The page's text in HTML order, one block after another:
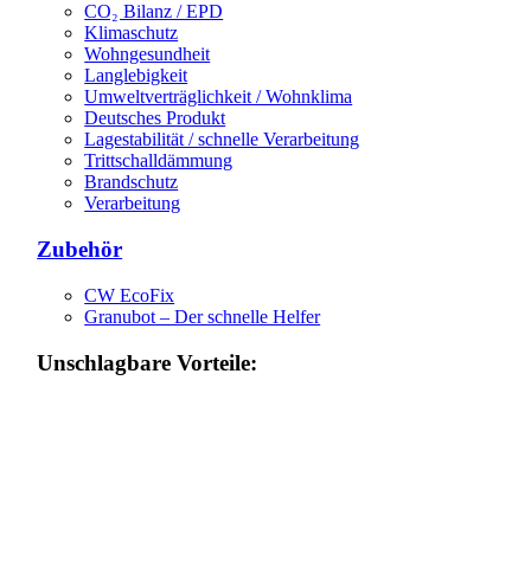
CO₂ Bilanz / EPD
Klimaschutz
Wohngesundheit
Langlebigkeit
Umweltverträglichkeit / Wohnklima
Deutsches Produkt
Lagestabilität / schnelle Verarbeitung
Trittschalldämmung
Brandschutz
Verarbeitung
Zubehör
CW EcoFix
Granubot – Der schnelle Helfer
Unschlagbare Vorteile: